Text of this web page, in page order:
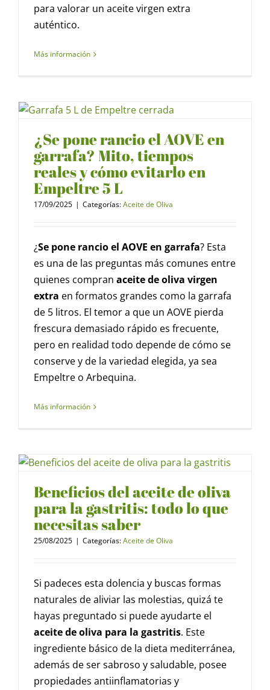
para valorar un aceite virgen extra
auténtico.
Más información
¿Se pone rancio el AOVE en
garrafa? Mito, tiempos
reales y cómo evitarlo en
Empeltre 5 L
17/09/2025 | Categorías:Aceite de Oliva
¿Se pone rancio el AOVE en garrafa? Esta
es una de las preguntas más comunes entre
quienes compran aceite de oliva virgen
extra en formatos grandes como la garrafa
de 5 litros. El temor a que un AOVE pierda
frescura demasiado rápido es frecuente,
pero en realidad todo depende de cómo se
conserve y de la variedad elegida, ya sea
Empeltre o Arbequina.
Más información
Beneficios del aceite de oliva
para la gastritis: todo lo que
necesitas saber
25/08/2025 | Categorías:Aceite de Oliva
Si padeces esta dolencia y buscas formas
naturales de aliviar las molestias, quizá te
hayas preguntado si puede ayudarte el
aceite de oliva para la gastritis. Este
ingrediente básico de la dieta mediterránea,
además de ser sabroso y saludable, posee
propiedades antiinflamatorias y